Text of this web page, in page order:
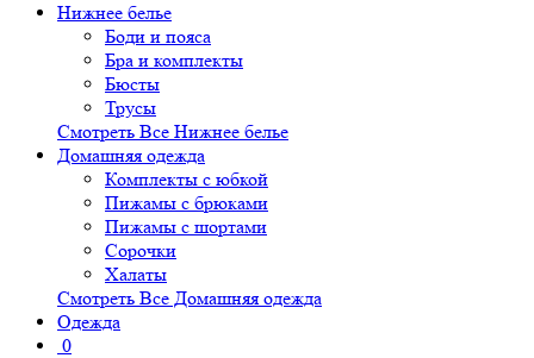
Нижнее белье
Боди и пояса
Бра и комплекты
Бюсты
Трусы
Смотреть Все Нижнее белье
Домашняя одежда
Комплекты с юбкой
Пижамы с брюками
Пижамы с шортами
Сорочки
Халаты
Смотреть Все Домашняя одежда
Одежда
0